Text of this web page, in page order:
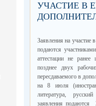
УЧАСТИЕ В
Заявления на участие
подаются
аттестации не
позднее двух
пересдаваемого в
на 8 июля
литература,
заявления